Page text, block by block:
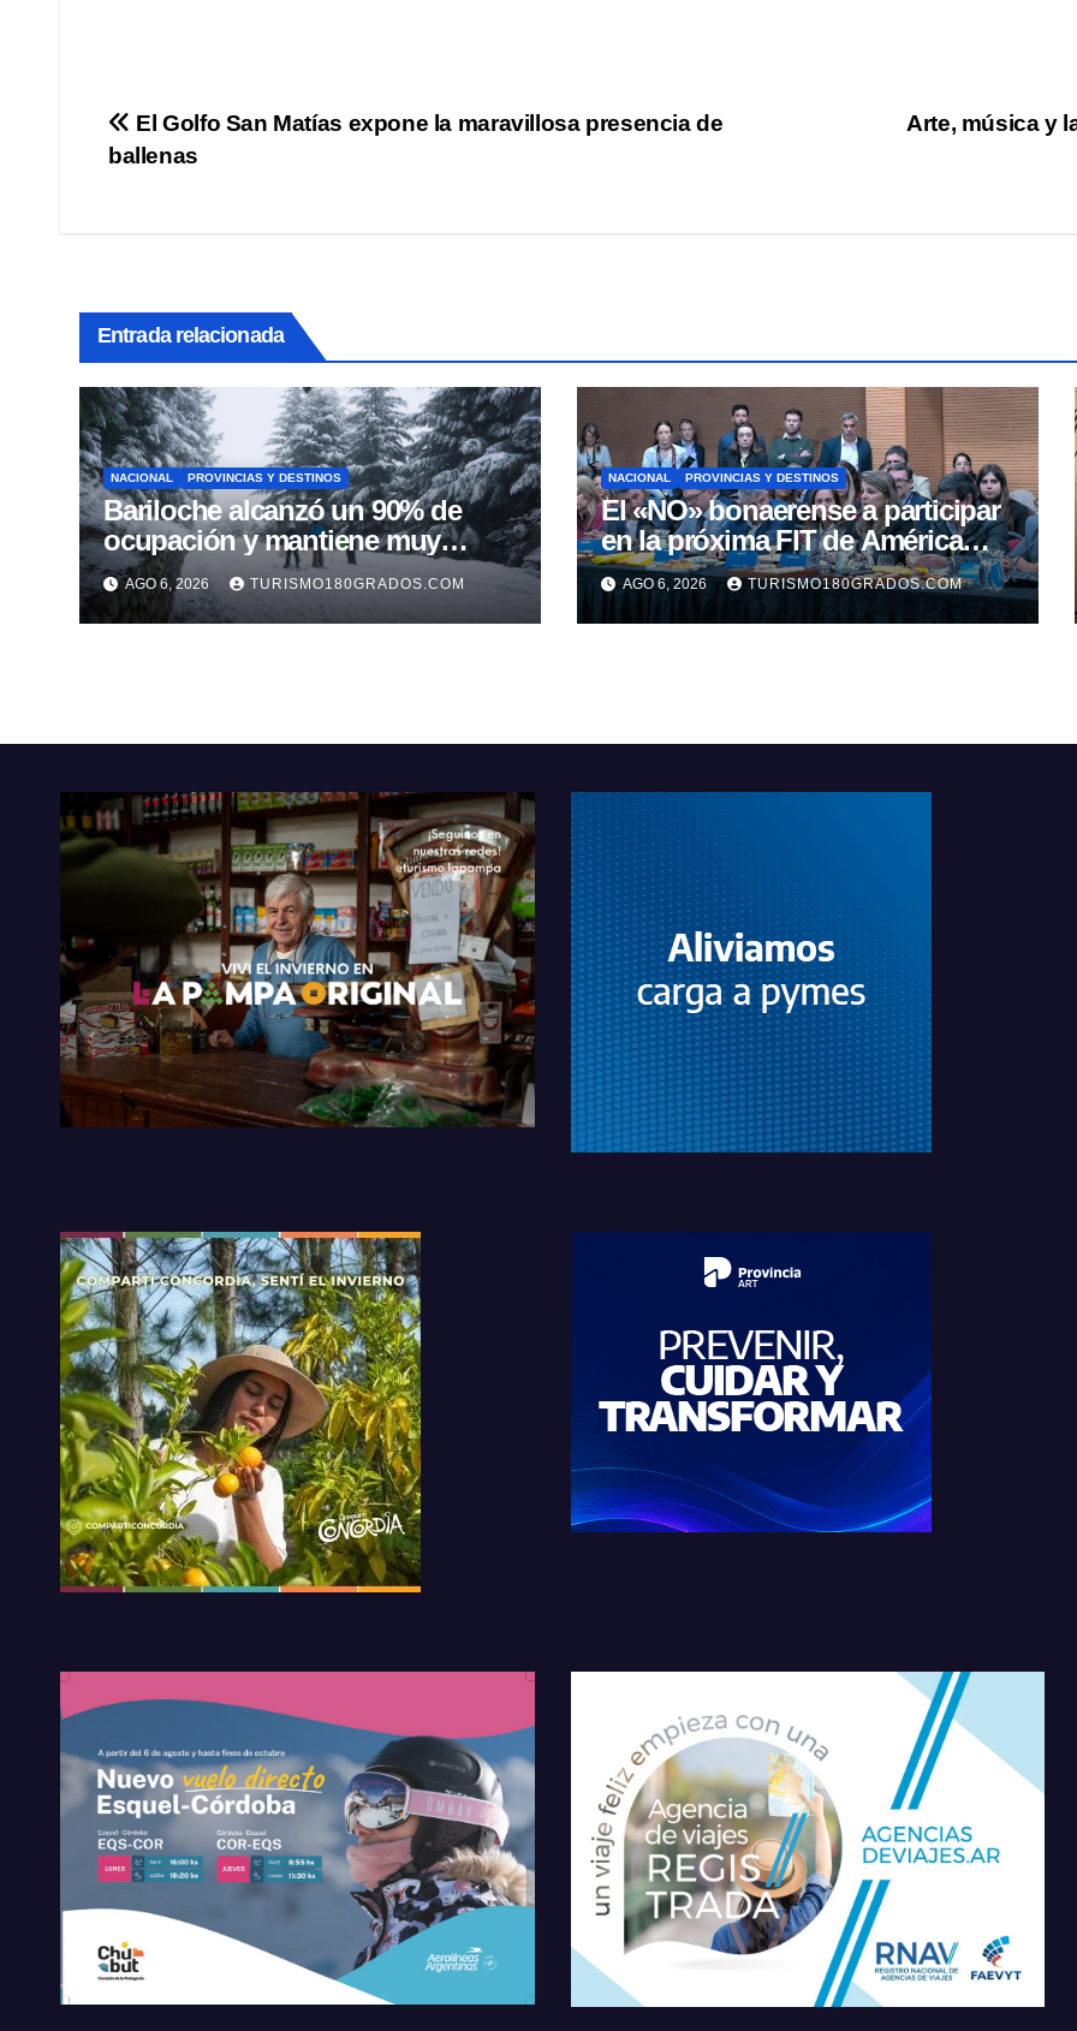
Navegación
Arte, música y
El Golfo San Matías expone la maravillosa presencia de
ballenas
Entrada relacionada
NACIONAL PROVINCIAS Y DESTINOS
Bariloche alcanzó un 90% de
ocupación y mantiene muy
buenas expectativas para agosto
AGO 6, 2026 TURISMO180GRADOS.COM
NACIONAL PROVINCIAS Y DESTINOS
El «NO» bonaerense a participar
en la próxima FIT de América
Latina
AGO 6, 2026 TURISMO180GRADOS.COM